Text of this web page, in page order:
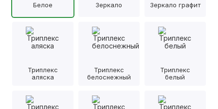
Белое Зеркало Зеркало графит
Триплекс
аляска
Триплекс
белоснежный
Триплекс
белый